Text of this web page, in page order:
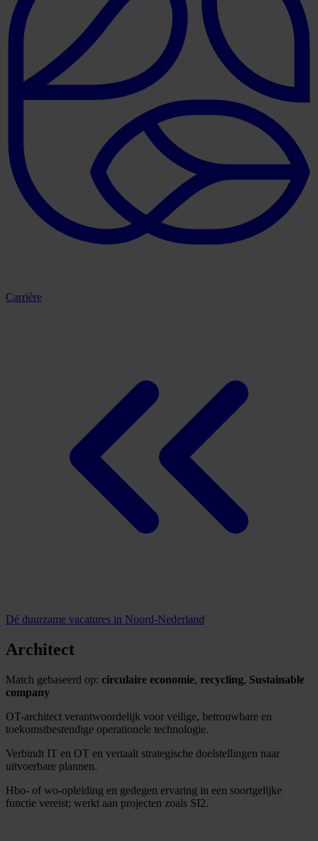
Carrière
Dé duurzame vacatures in Noord-Nederland
Architect
Match gebaseerd op: circulaire economie, recycling, Sustainable
company
OT-architect verantwoordelijk voor veilige, betrouwbare en
toekomstbestendige operationele technologie.
Verbindt IT en OT en vertaalt strategische doelstellingen naar
uitvoerbare plannen.
Hbo- of wo-opleiding en gedegen ervaring in een soortgelijke
functie vereist; werkt aan projecten zoals SI2.